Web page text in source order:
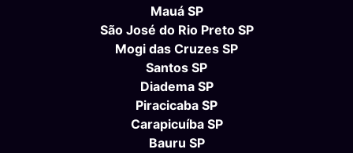
Mauá SP
São José do Rio Preto SP
Mogi das Cruzes SP
Santos SP
Diadema SP
Piracicaba SP
Carapicuíba SP
Bauru SP